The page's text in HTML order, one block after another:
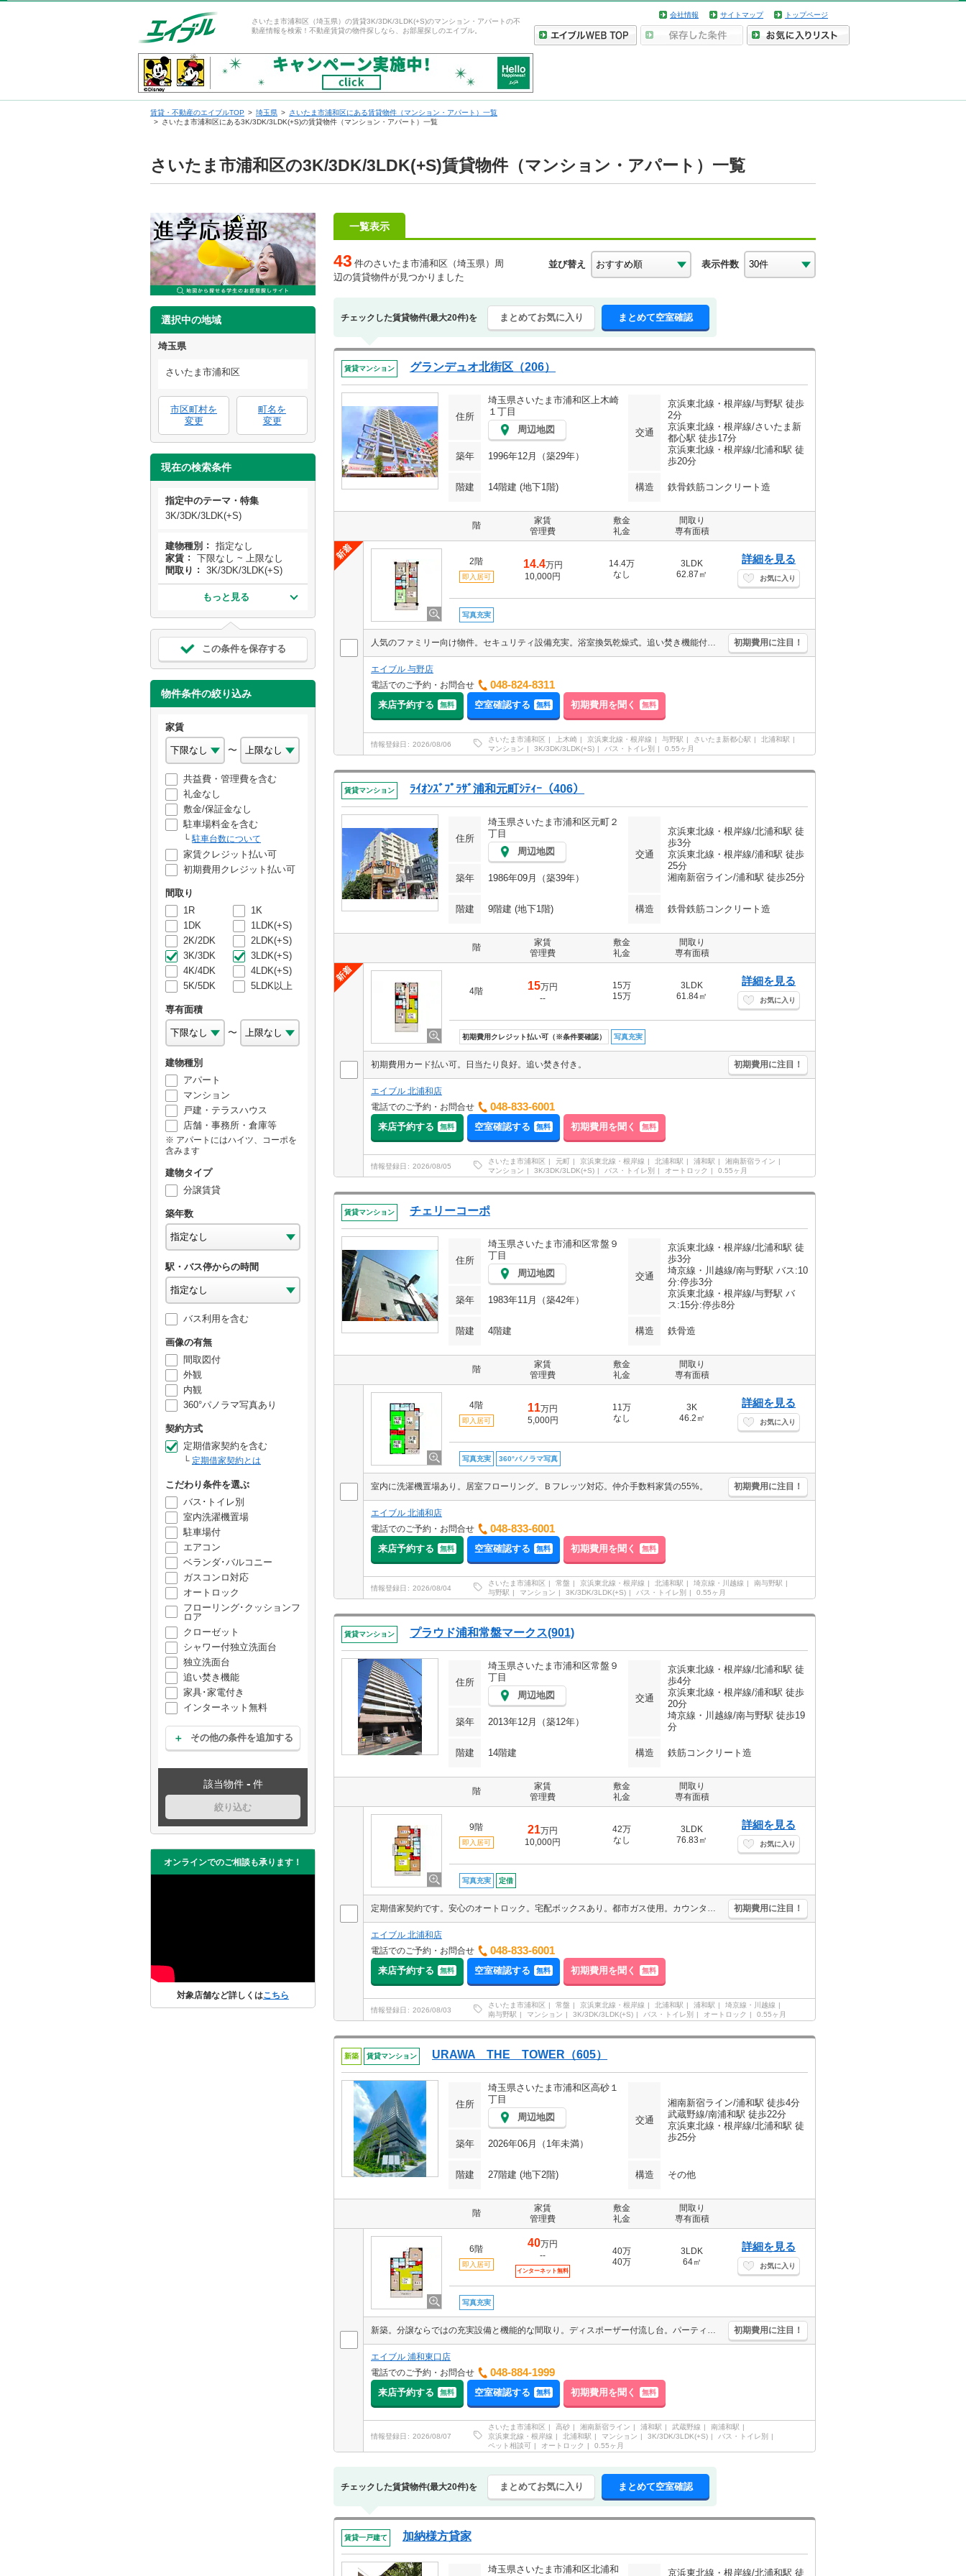
さいたま市浦和区（埼玉県）の賃貸3K/3DK/3LDK(+S)のマンション・アパートの不
動産情報を検索！不動産賃貸の物件探しなら、お部屋探しのエイブル。
会社情報 サイトマップ トップページ
賃貸・不動産のエイブルTOP 埼玉県
さいたま市浦和区にある賃貸物件（マンション・アパート）一覧
さいたま市浦和区にある3K/3DK/3LDK(+S)の賃貸物件（マンション・アパート）一覧
さいたま市浦和区の3K/3DK/3LDK(+S)賃貸物件（マンション・アパート）一覧
選択中の地域
埼玉県
さいたま市浦和区
市区町村を
変更
町名を
変更
現在の検索条件
指定中のテーマ・特集
3K/3DK/3LDK(+S)
建物種別
指定なし
家賃
下限なし ~ 上限なし
間取り
3K/3DK/3LDK(+S)
もっと見る
この条件を保存する
物件条件の絞り込み
家賃
〜
共益費・管理費を含む
礼金なし
敷金/保証金なし
駐車場料金を含む
駐車台数について
家賃クレジット払い可
初期費用クレジット払い可
間取り
1R
1K
1DK
1LDK(+S)
2K/2DK
2LDK(+S)
3K/3DK
3LDK(+S)
4K/4DK
4LDK(+S)
5K/5DK
5LDK以上
専有面積
〜
建物種別
アパート
マンション
戸建・テラスハウス
店舗・事務所・倉庫等
アパートにはハイツ、コーポを
含みます
建物タイプ
分譲賃貸
築年数
駅・バス停からの時間
バス利用を含む
画像の有無
間取図付
外観
内観
360°パノラマ写真あり
契約方式
定期借家契約を含む
定期借家契約とは
こだわり条件を選ぶ
バス･トイレ別
室内洗濯機置場
駐車場付
エアコン
ベランダ･バルコニー
ガスコンロ対応
オートロック
フローリング･クッションフ
ロア
クローゼット
シャワー付独立洗面台
独立洗面台
追い焚き機能
家具･家電付き
インターネット無料
その他の条件を追加する
該当物件 - 件
絞り込む
オンラインでのご相談も承ります！
対象店舗など詳しくはこちら
一覧表示
43 件のさいたま市浦和区（埼玉県）周
辺の賃貸物件が見つかりました
並び替え 表示件数
チェックした賃貸物件(最大20件)を まとめてお気に入り まとめて空室確認
賃貸マンション グランデュオ北街区（206）
住所
埼玉県さいたま市浦和区上木崎
１丁目
周辺地図
交通
京浜東北線・根岸線/与野駅 徒歩
2分
京浜東北線・根岸線/さいたま新
都心駅 徒歩17分
京浜東北線・根岸線/北浦和駅 徒
歩20分
築年 1996年12月（築29年）
階建 14階建 (地下1階) 構造 鉄骨鉄筋コンクリート造
階
家賃
管理費
敷金
礼金
間取り
専有面積
2階
即入居可
14.4万円
10,000円
14.4万
なし
3LDK
62.87㎡
詳細を見る
お気に入り
写真充実
人気のファミリー向け物件。セキュリティ設備充実。浴室換気乾燥式。追い焚き機能付きバス。ピアノ相談可。南向きで日当り良好。便利な宅配BOX。退去時清掃費82,988円。 初期費用に注目！
エイブル 与野店
電話でのご予約・お問合せ
048-824-8311
来店予約する 無料 空室確認する 無料 初期費用を聞く 無料
情報登録日 2026/08/06
さいたま市浦和区 上木崎 京浜東北線・根岸線 与野駅 さいたま新都心駅
北浦和駅
マンション
3K/3DK/3LDK(+S) バス・トイレ別 0.55ヶ月
賃貸マンション ﾗｲｵﾝｽﾞﾌﾟﾗｻﾞ浦和元町ｼﾃｨｰ（406）
住所
埼玉県さいたま市浦和区元町２
丁目
周辺地図
交通
京浜東北線・根岸線/北浦和駅 徒
歩3分
京浜東北線・根岸線/浦和駅 徒歩
25分
湘南新宿ライン/浦和駅 徒歩25分
築年 1986年09月（築39年）
階建 9階建 (地下1階) 構造 鉄骨鉄筋コンクリート造
階
家賃
管理費
敷金
礼金
間取り
専有面積
4階 15万円
--
15万
15万
3LDK
61.84㎡
詳細を見る
お気に入り
初期費用クレジット払い可（※条件要確認） 写真充実
初期費用カード払い可。日当たり良好。追い焚き付き。 初期費用に注目！
エイブル 北浦和店
電話でのご予約・お問合せ
048-833-6001
来店予約する 無料 空室確認する 無料 初期費用を聞く 無料
情報登録日 2026/08/05
さいたま市浦和区 元町 京浜東北線・根岸線 北浦和駅 浦和駅
湘南新宿ライン
マンション
3K/3DK/3LDK(+S) バス・トイレ別 オートロック 0.55ヶ月
賃貸マンション チェリーコーポ
住所
埼玉県さいたま市浦和区常盤９
丁目
周辺地図
交通
京浜東北線・根岸線/北浦和駅 徒
歩3分
埼京線・川越線/南与野駅 バス:10
分:停歩3分
京浜東北線・根岸線/与野駅 バ
ス:15分:停歩8分
築年 1983年11月（築42年）
階建 4階建 構造 鉄骨造
階
家賃
管理費
敷金
礼金
間取り
専有面積
4階
即入居可
11万円
5,000円
11万
なし
3K
46.2㎡
詳細を見る
お気に入り
写真充実 360°パノラマ写真
室内に洗濯機置場あり。居室フローリング。Ｂフレッツ対応。仲介手数料家賃の55%。 初期費用に注目！
エイブル 北浦和店
電話でのご予約・お問合せ
048-833-6001
来店予約する 無料 空室確認する 無料 初期費用を聞く 無料
情報登録日 2026/08/04
さいたま市浦和区 常盤 京浜東北線・根岸線 北浦和駅 埼京線・川越線
南与野駅
与野駅
マンション 3K/3DK/3LDK(+S) バス・トイレ別 0.55ヶ月
賃貸マンション プラウド浦和常盤マークス(901)
住所
埼玉県さいたま市浦和区常盤９
丁目
周辺地図
交通
京浜東北線・根岸線/北浦和駅 徒
歩4分
京浜東北線・根岸線/浦和駅 徒歩
20分
埼京線・川越線/南与野駅 徒歩19
分
築年 2013年12月（築12年）
階建 14階建 構造 鉄筋コンクリート造
階
家賃
管理費
敷金
礼金
間取り
専有面積
9階
即入居可
21万円
10,000円
42万
なし
3LDK
76.83㎡
詳細を見る
お気に入り
写真充実 定借
定期借家契約です。安心のオートロック。宅配ボックスあり。都市ガス使用。カウンター式システムキッチン。浴室乾燥機付。2面バルコニー。ウォークインクローゼット付き。シャワー付独立洗面台。分譲賃貸。角部屋。 初期費用に注目！
エイブル 北浦和店
電話でのご予約・お問合せ
048-833-6001
来店予約する 無料 空室確認する 無料 初期費用を聞く 無料
情報登録日 2026/08/03
さいたま市浦和区 常盤 京浜東北線・根岸線 北浦和駅 浦和駅
埼京線・川越線
南与野駅
マンション 3K/3DK/3LDK(+S) バス・トイレ別 オートロック 0.55ヶ月
新築 賃貸マンション URAWA THE TOWER（605）
住所
埼玉県さいたま市浦和区高砂１
丁目
周辺地図
交通
湘南新宿ライン/浦和駅 徒歩4分
武蔵野線/南浦和駅 徒歩22分
京浜東北線・根岸線/北浦和駅 徒
歩25分
築年 2026年06月（1年未満）
階建 27階建 (地下2階) 構造 その他
階
家賃
管理費
敷金
礼金
間取り
専有面積
6階
即入居可
40万円
--
インターネット無料
40万
40万
3LDK
64㎡
詳細を見る
お気に入り
写真充実
新築。分譲ならではの充実設備と機能的な間取り。ディスポーザー付流し台。パーティールーム有。周辺には充実の生活環境。内見予約受付中。ペット応相談。浦和駅から徒歩4分。当店の専属募集物件。 初期費用に注目！
エイブル 浦和東口店
電話でのご予約・お問合せ
048-884-1999
来店予約する 無料 空室確認する 無料 初期費用を聞く 無料
情報登録日 2026/08/07
さいたま市浦和区 高砂 湘南新宿ライン 浦和駅 武蔵野線
南浦和駅
京浜東北線・根岸線
北浦和駅 マンション 3K/3DK/3LDK(+S)
バス・トイレ別
ペット相談可
オートロック 0.55ヶ月
チェックした賃貸物件(最大20件)を まとめてお気に入り まとめて空室確認
賃貸一戸建て 加納様方貸家
埼玉県さいたま市浦和区北浦和
京浜東北線・根岸線/北浦和駅 徒